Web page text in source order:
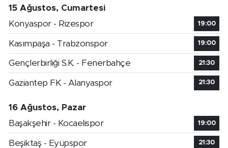
15 Ağustos, Cumartesi
Konyaspor - Rizespor
19:00
Kasımpaşa - Trabzonspor 19:00
Gençlerbirliği S.K. - Fenerbahçe 21:30
Gaziantep FK - Alanyaspor 21:30
16 Ağustos, Pazar
Başakşehir - Kocaelispor
19:00
Beşiktaş - Eyüpspor 21:30